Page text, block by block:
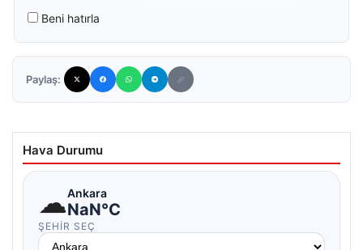
Beni hatırla
Paylaş:
Hava Durumu
☁Ankara
NaN°C
ŞEHIR SEÇ